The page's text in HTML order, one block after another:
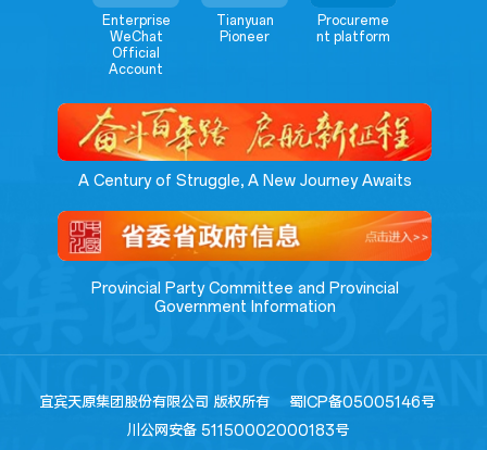
Enterprise
WeChat
Official
Account
Tianyuan
Pioneer
Procureme
nt platform
A Century of Struggle, A New Journey Awaits
Provincial Party Committee and Provincial
Government Information
宜宾天原集团股份有限公司 版权所有
蜀ICP备05005146号
川公网安备 51150002000183号